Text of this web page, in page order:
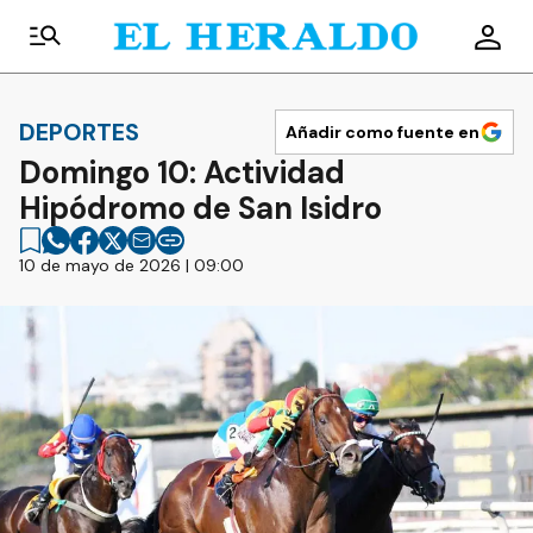
DEPORTES Añadir como fuente en
Domingo 10: Actividad
Hipódromo de San Isidro
10 de mayo de 2026 | 09:00